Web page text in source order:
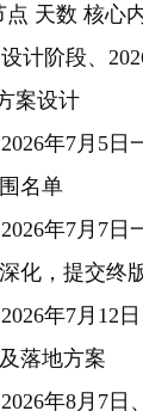
天数 核心
计阶段、
案设计
年7月5日
名单
年7月7日
化，提交终
年7月12
落地方案
年8月7日